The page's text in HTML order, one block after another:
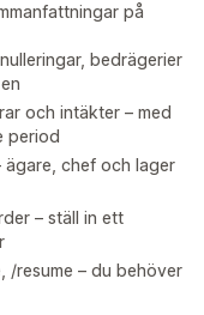
på
bedrägerier
och intäkter – med
period
ägare, chef och lager
– ställ in ett
/resume – du behöver